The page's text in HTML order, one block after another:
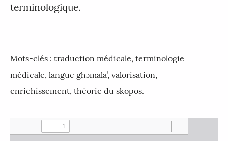
terminologique.
Mots-clés : traduction médicale, terminologie
médicale, langue ghɔmala’, valorisation,
enrichissement, théorie du skopos.